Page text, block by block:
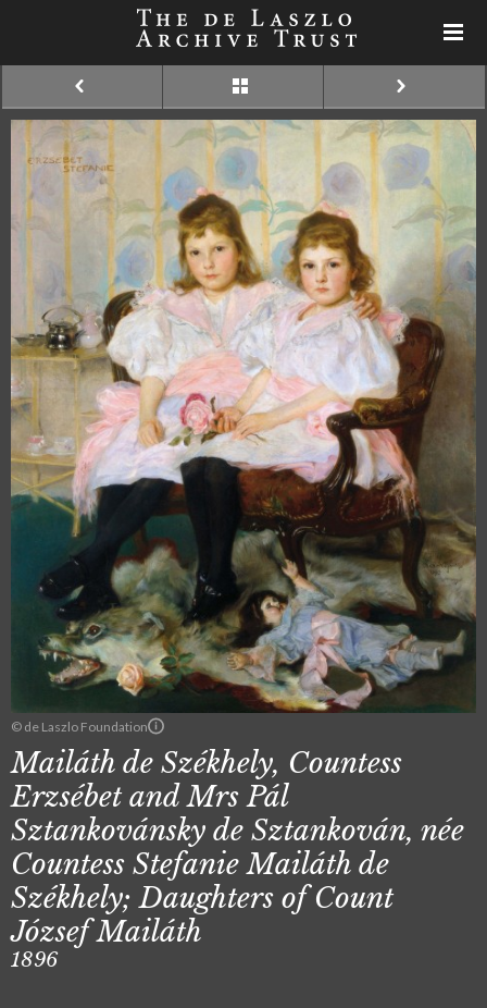
© de Laszlo Foundation
Mailáth de Székhely, Countess
Erzsébet and Mrs Pál
Sztankovánsky de Sztankován, née
Countess Stefanie Mailáth de
Székhely; Daughters of Count
József Mailáth
1896